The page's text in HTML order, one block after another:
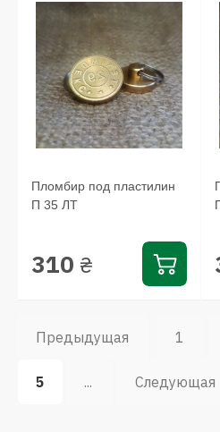
Пломбир под пластилин
П 35 ЛТ
310 ₴
Предыдущая 1
5 ... Следующая